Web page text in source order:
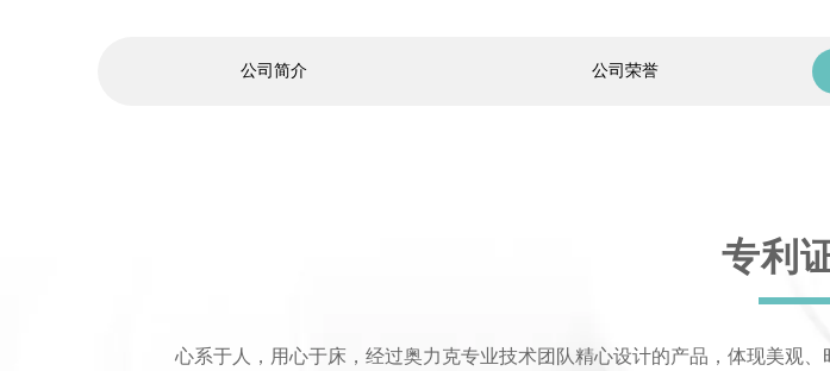
公司简介 公司荣誉
专利
心系于人，用心于床，经过奥力克专业技术团队精心设计的产品，体现美观